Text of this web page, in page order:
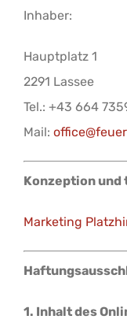
Inhaber:
Hauptplatz 1
2291 Lassee
Tel.: +43 664
Mail:
Konzeption und
Marketing
1. Inhalt des